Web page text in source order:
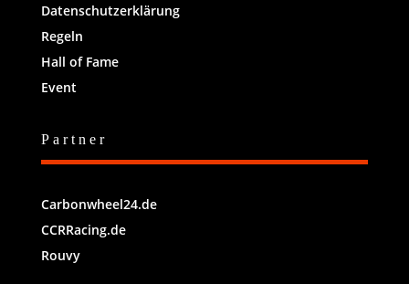
Datenschutzerklärung
Regeln
Hall of Fame
Event
Partner
Carbonwheel24.de
CCRRacing.de
Rouvy